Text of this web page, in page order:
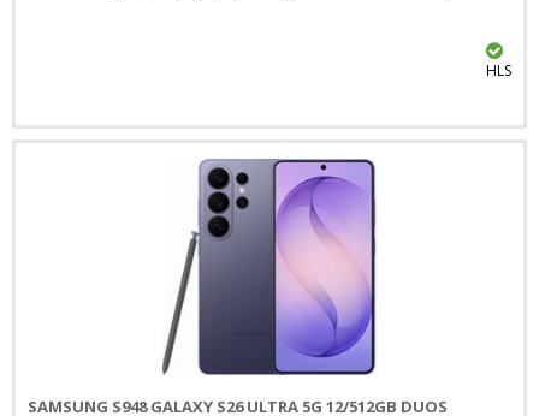
HLS
SAMSUNG S948 GALAXY S26 ULTRA 5G 12/512GB DUOS